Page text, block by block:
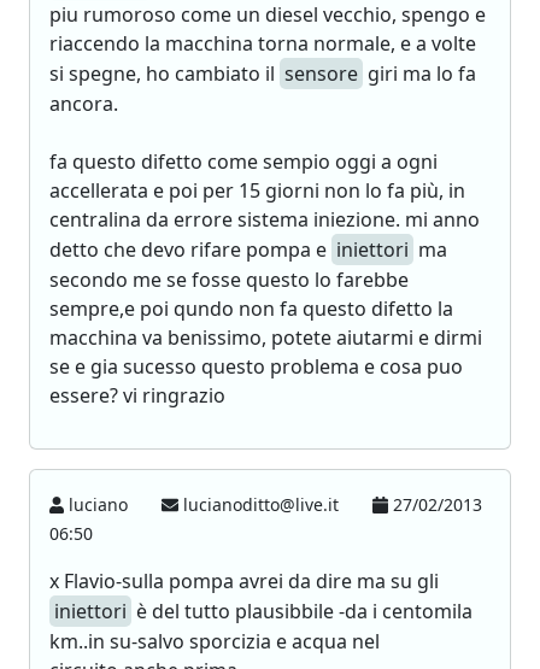
piu rumoroso come un diesel vecchio, spengo e
riaccendo la macchina torna normale, e a volte
si spegne, ho cambiato il sensore giri ma lo fa
ancora.
fa questo difetto come sempio oggi a ogni
accellerata e poi per 15 giorni non lo fa più, in
centralina da errore sistema iniezione. mi anno
detto che devo rifare pompa e iniettori ma
secondo me se fosse questo lo farebbe
sempre,e poi qundo non fa questo difetto la
macchina va benissimo, potete aiutarmi e dirmi
se e gia sucesso questo problema e cosa puo
essere? vi ringrazio
luciano lucianoditto@live.it
27/02/2013
06:50
x Flavio-sulla pompa avrei da dire ma su gli
iniettori è del tutto plausibbile -da i centomila
km..in su-salvo sporcizia e acqua nel